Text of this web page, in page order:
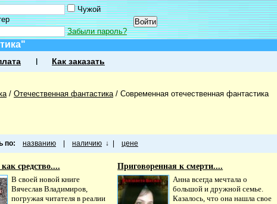
Чужой
Забыли пароль?
Как заказать
/ Отечественная фантастика/ Современная отечественная фантастика
по: названию наличию ↓ цене
средство....
В своей новой книге
Вячеслав Владимиров,
погружая читателя в реалии
Приговоренная к смерти....
Анна всегда мечтала о
большой и дружной семье.
Казалось, что она нашла свое